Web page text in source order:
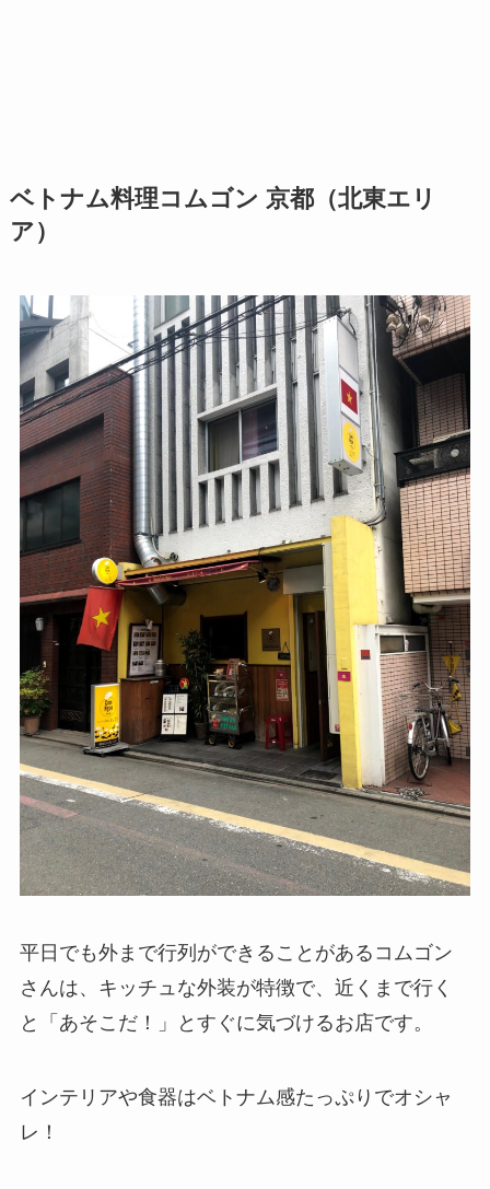
ベトナム料理コムゴン 京都（北東エリ
ア）
平日でも外まで行列ができることがあるコムゴン
さんは、キッチュな外装が特徴で、近くまで行く
と「あそこだ！」とすぐに気づけるお店です。
インテリアや食器はベトナム感たっぷりでオシャ
レ！